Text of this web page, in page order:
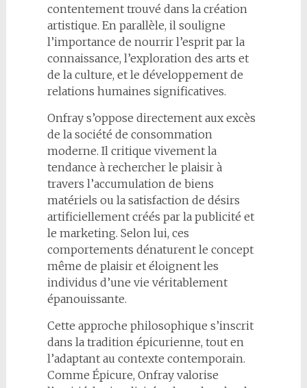
contentement trouvé dans la création
artistique. En parallèle, il souligne
l’importance de nourrir l’esprit par la
connaissance, l’exploration des arts et
de la culture, et le développement de
relations humaines significatives.
Onfray s’oppose directement aux excès
de la société de consommation
moderne. Il critique vivement la
tendance à rechercher le plaisir à
travers l’accumulation de biens
matériels ou la satisfaction de désirs
artificiellement créés par la publicité et
le marketing. Selon lui, ces
comportements dénaturent le concept
même de plaisir et éloignent les
individus d’une vie véritablement
épanouissante.
Cette approche philosophique s’inscrit
dans la tradition épicurienne, tout en
l’adaptant au contexte contemporain.
Comme Épicure, Onfray valorise